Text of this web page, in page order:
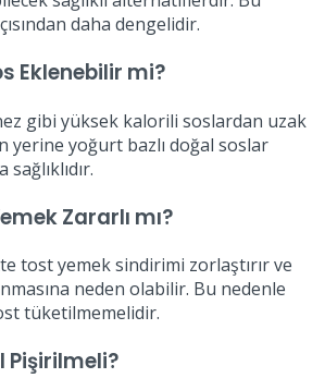
daha dengelidir.
Eklenebilir mi?
gibi yüksek kalorili soslardan uzak
yerine yoğurt bazlı doğal soslar
Zararlı mı?
tost yemek sindirimi zorlaştırır ve
neden olabilir. Bu nedenle
tüketilmemelidir.
Pişirilmeli?